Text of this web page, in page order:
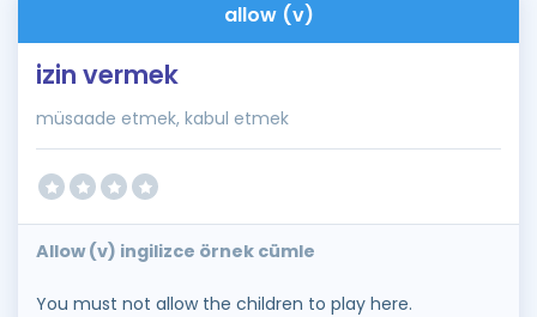
Blog
İngilizce Gramer
allow (v)
izin vermek
müsaade etmek, kabul etmek
Allow (v) ingilizce örnek cümle
You must not allow the children to play here.